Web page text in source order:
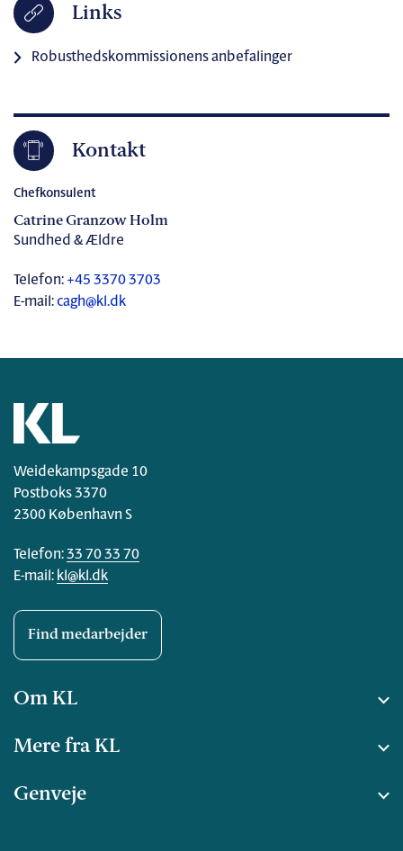
Links
Robusthedskommissionens anbefalinger
Kontakt
Chefkonsulent
Catrine Granzow Holm
Sundhed & Ældre
Telefon: +45 3370 3703
E-mail:cagh@kl.dk
Weidekampsgade 10
Postboks 3370
2300 København S
Telefon:33 70 33 70
E-mail: kl@kl.dk
Find medarbejder
Om KL
Mere fra KL
Genveje